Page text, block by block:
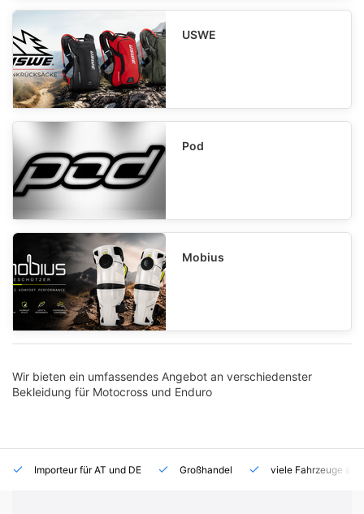
USWE
Pod
Mobius
Wir bieten ein umfassendes Angebot an verschiedenster
Bekleidung für Motocross und Enduro
Importeur für AT und DE Großhandel viele Fahrzeuge auf